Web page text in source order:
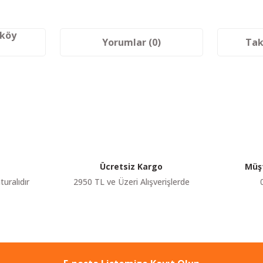
Yorumlar (0)
Ücretsiz Kargo
2950 TL ve Üzeri Alışverişlerde